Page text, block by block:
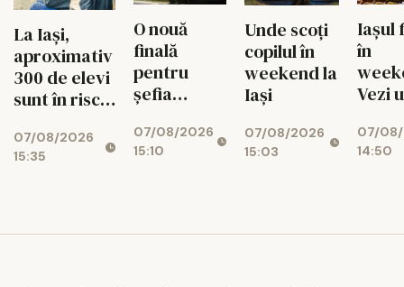
La Iași,
aproximativ
300 de elevi
sunt în risc
07/08/2026
15:35
O nouă
finală
pentru
șefia
Au rămas
doi
07/08/2026
15:10
Unde scoți
copilul în
weekend la
Iași
07/08/2026
15:03
Iașul
în
Vezi
ieși
9
07/
14:50